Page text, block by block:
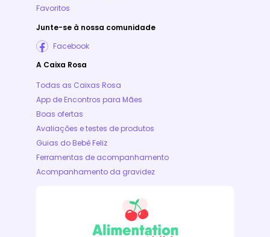
Favoritos
Junte-se à nossa comunidade
Facebook
A Caixa Rosa
Todas as Caixas Rosa
App de Encontros para Mães
Boas ofertas
Avaliações e testes de produtos
Guias do Bebê Feliz
Ferramentas de acompanhamento
Acompanhamento da gravidez